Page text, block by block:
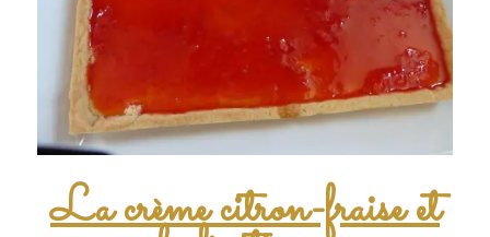
La crème citron-fraise et